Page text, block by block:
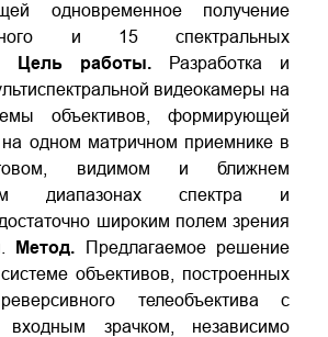
одновременное получение
и 15 спектральных
Цель работы. Разработка и
видеокамеры на
объективов, формирующей
одном матричном приемнике в
видимом и ближнем
диапазонах спектра и
широким полем зрения
Метод.
Предлагаемое решение
объективов, построенных
телеобъектива с
зрачком, независимо